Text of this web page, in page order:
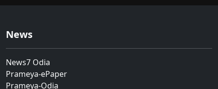
News
News7 Odia
Prameya-ePaper
Prameya-Odia